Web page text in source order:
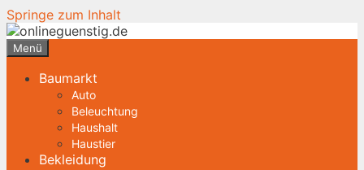
Springe zum Inhalt
Menü
Baumarkt
Auto
Beleuchtung
Haushalt
Haustier
Bekleidung